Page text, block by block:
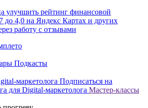
улучшить рейтинг финансовой
до 4,0 на Яндекс Картах и других
работу с отзывами
Подкасты
маркетолога Подписаться на
для Digital-маркетолога Мастер-классы